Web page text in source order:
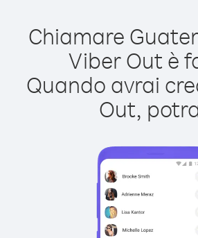
Chiamare
Viber Out è
Quando avrai
Out,